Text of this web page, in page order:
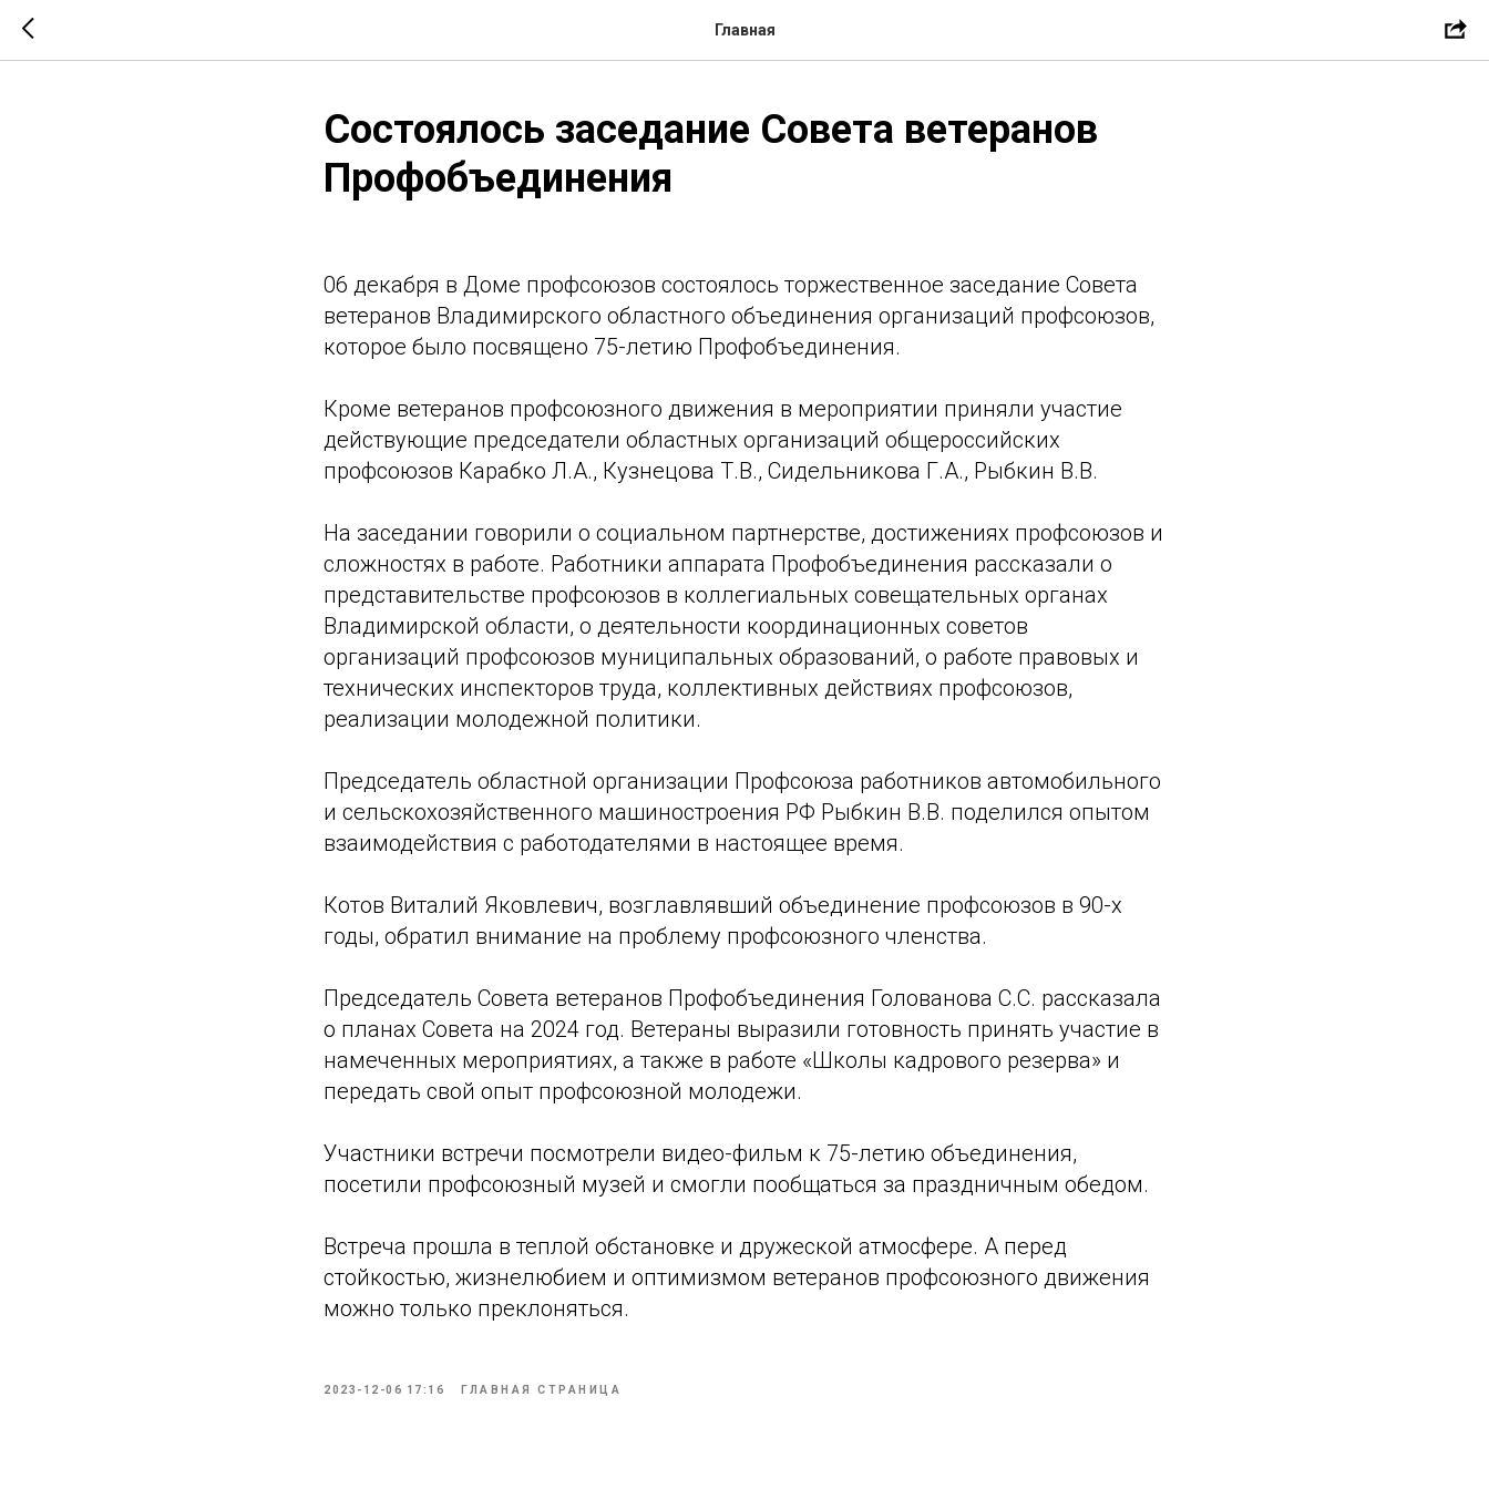
Главная
Состоялось заседание Совета ветеранов
Профобъединения
06 декабря в Доме профсоюзов состоялось торжественное заседание Совета
ветеранов Владимирского областного объединения организаций профсоюзов,
которое было посвящено 75-летию Профобъединения.
Кроме ветеранов профсоюзного движения в мероприятии приняли участие
действующие председатели областных организаций общероссийских
профсоюзов Карабко Л.А., Кузнецова Т.В., Сидельникова Г.А., Рыбкин В.В.
На заседании говорили о социальном партнерстве, достижениях профсоюзов и
сложностях в работе. Работники аппарата Профобъединения рассказали о
представительстве профсоюзов в коллегиальных совещательных органах
Владимирской области, о деятельности координационных советов
организаций профсоюзов муниципальных образований, о работе правовых и
технических инспекторов труда, коллективных действиях профсоюзов,
реализации молодежной политики.
Председатель областной организации Профсоюза работников автомобильного
и сельскохозяйственного машиностроения РФ Рыбкин В.В. поделился опытом
взаимодействия с работодателями в настоящее время.
Котов Виталий Яковлевич, возглавлявший объединение профсоюзов в 90-х
годы, обратил внимание на проблему профсоюзного членства.
Председатель Совета ветеранов Профобъединения Голованова С.С. рассказала
о планах Совета на 2024 год. Ветераны выразили готовность принять участие в
намеченных мероприятиях, а также в работе «Школы кадрового резерва» и
передать свой опыт профсоюзной молодежи.
Участники встречи посмотрели видео-фильм к 75-летию объединения,
посетили профсоюзный музей и смогли пообщаться за праздничным обедом.
Встреча прошла в теплой обстановке и дружеской атмосфере. А перед
стойкостью, жизнелюбием и оптимизмом ветеранов профсоюзного движения
можно только преклоняться.
2023-12-06 17:16 ГЛАВНАЯ СТРАНИЦА